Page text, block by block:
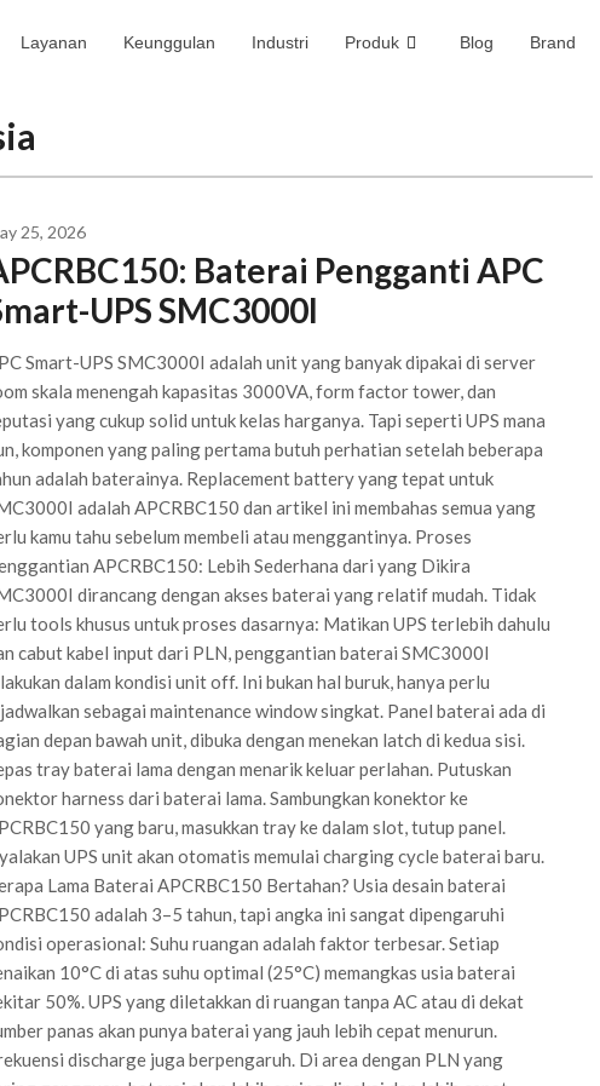
Layanan Keunggulan Industri Produk Blog Brand
25, 2026
Baterai Pengganti APC
UPS SMC3000I
Smart-UPS SMC3000I adalah unit yang banyak dipakai di server
skala menengah kapasitas 3000VA, form factor tower, dan
yang cukup solid untuk kelas harganya. Tapi seperti UPS mana
komponen yang paling pertama butuh perhatian setelah beberapa
adalah baterainya. Replacement battery yang tepat untuk
adalah APCRBC150 dan artikel ini membahas semua yang
kamu tahu sebelum membeli atau menggantinya. Proses
APCRBC150: Lebih Sederhana dari yang Dikira
dirancang dengan akses baterai yang relatif mudah. Tidak
tools khusus untuk proses dasarnya: Matikan UPS terlebih dahulu
cabut kabel input dari PLN, penggantian baterai SMC3000I
dalam kondisi unit off. Ini bukan hal buruk, hanya perlu
sebagai maintenance window singkat. Panel baterai ada di
depan bawah unit, dibuka dengan menekan latch di kedua sisi.
tray baterai lama dengan menarik keluar perlahan. Putuskan
harness dari baterai lama. Sambungkan konektor ke
yang baru, masukkan tray ke dalam slot, tutup panel.
UPS unit akan otomatis memulai charging cycle baterai baru.
Lama Baterai APCRBC150 Bertahan? Usia desain baterai
adalah 3–5 tahun, tapi angka ini sangat dipengaruhi
operasional: Suhu ruangan adalah faktor terbesar. Setiap
10°C di atas suhu optimal (25°C) memangkas usia baterai
50%. UPS yang diletakkan di ruangan tanpa AC atau di dekat
panas akan punya baterai yang jauh lebih cepat menurun.
discharge juga berpengaruh. Di area dengan PLN yang